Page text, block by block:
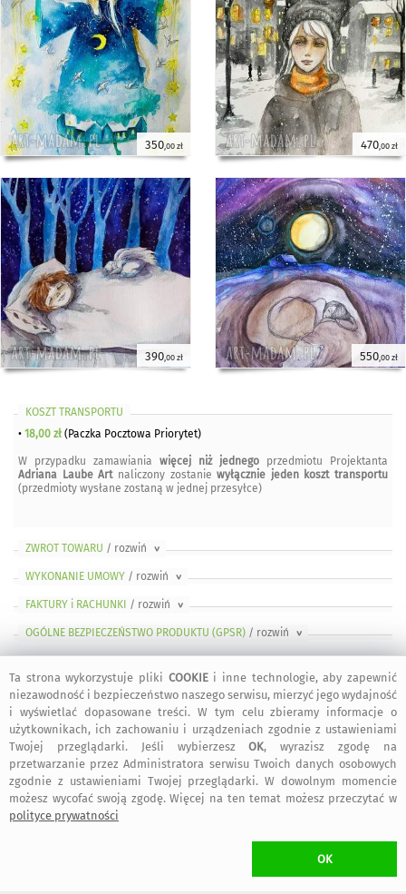
350,00 zł 470,00 zł
390,00 zł 550,00 zł
KOSZT TRANSPORTU
• 18,00 zł (Paczka Pocztowa Priorytet)
W przypadku zamawiania więcej niż jednego przedmiotu Projektanta
Adriana Laube Artnaliczony zostaniewyłącznie jeden koszt transportu
(przedmioty wysłane zostaną w jednej przesyłce)
ZWROT TOWARU / rozwiń >
WYKONANIE UMOWY / rozwiń >
FAKTURY i RACHUNKI / rozwiń >
OGÓLNE BEZPIECZEŃSTWO PRODUKTU (GPSR) / rozwiń >
Ta strona wykorzystuje pliki COOKIEi inne technologie, aby zapewnić
niezawodność i bezpieczeństwo naszego serwisu, mierzyć jego wydajność
i wyświetlać dopasowane treści. W tym celu zbieramy informacje o
użytkownikach, ich zachowaniu i urządzeniach zgodnie z ustawieniami
Twojej przeglądarki. Jeśli wybierzeszOK, wyrazisz zgodę na
przetwarzanie przez Administratora serwisu Twoich danych osobowych
zgodnie z ustawieniami Twojej przeglądarki. W dowolnym momencie
możesz wycofać swoją zgodę. Więcej na ten temat możesz przeczytać w
polityce prywatności
OK
bezpieczne
zakupy
regulamin
serwisu
dołącz do nas informacje
kontakt
artMadam na
Facebook-u
art-Madam na
Instagram
art-Madam na
Pinterest